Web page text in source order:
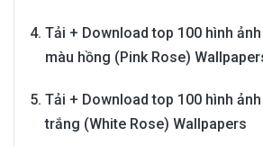
Tải + Download top 100 hình
màu hồng (Pink Rose)
Tải + Download top 100 hình
trắng (White Rose) Wallpapers